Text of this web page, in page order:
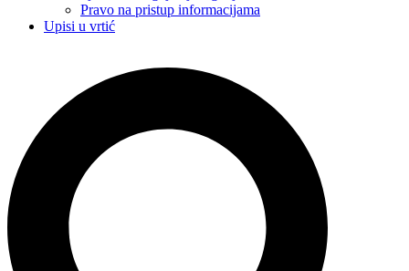
Pravo na pristup informacijama
Upisi u vrtić